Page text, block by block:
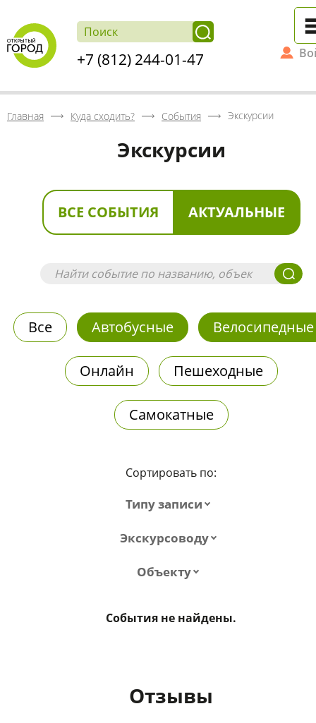
+7 (812) 244-01-47
Главная Куда сходить? События Экскурсии
Экскурсии
ВСЕ СОБЫТИЯ АКТУАЛЬНЫЕ
Все Автобусные Велосипедные
Онлайн Пешеходные
Самокатные
Сортировать по:
Типу записи
Экскурсоводу
Объекту
События не найдены.
Отзывы